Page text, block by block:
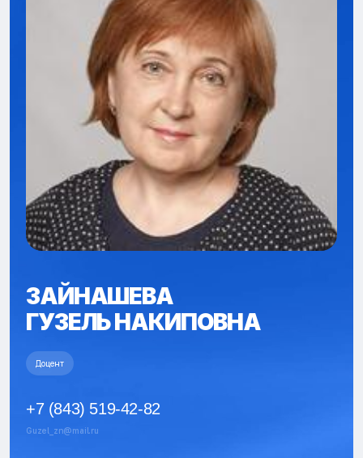
ЗАЙНАШЕВА
ГУЗЕЛЬ НАКИПОВНА
Доцент
+7 (843) 519-42-82
Guzel_zn@mail.ru